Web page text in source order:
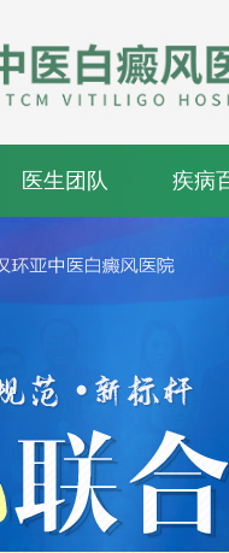
医生团队 疾病